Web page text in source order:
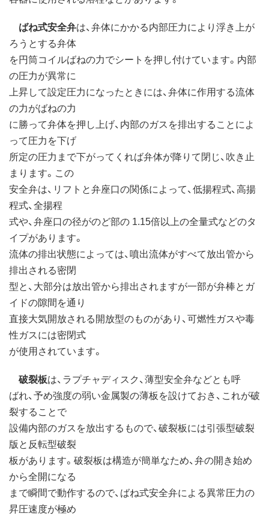
ばね式安全弁は、弁体にかかる内部圧力により浮き上が
ろうとする弁体
を円筒コイルばねの力でシートを押し付けています。内部
の圧力が異常に
上昇して設定圧力になったときには、弁体に作用する流体
の力がばねの力
に勝って弁体を押し上げ、内部のガスを排出することによ
って圧力を下げ
所定の圧力まで下がってくれば弁体が降りて閉じ、吹き止
まります。この
安全弁は、リフトと弁座口の関係によって、低揚程式、高揚
程式、全揚程
式や、弁座口の径がのど部の 1.15倍以上の全量式などのタ
イプがあります。
流体の排出状態によっては、噴出流体がすべて放出管から
排出される密閉
型と、大部分は放出管から排出されますが一部が弁棒とガ
イドの隙間を通り
直接大気開放される開放型のものがあり、可燃性ガスや毒
性ガスには密閉式
が使用されています。
破裂板は、ラプチャディスク、薄型安全弁などとも呼
ばれ、予め強度の弱い金属製の薄板を設けておき、これが破
裂することで
設備内部のガスを放出するもので、破裂板には引張型破裂
版と反転型破裂
板があります。破裂板は構造が簡単なため、弁の開き始め
から全開になる
まで瞬間で動作するので、ばね式安全弁による異常圧力の
昇圧速度が極め